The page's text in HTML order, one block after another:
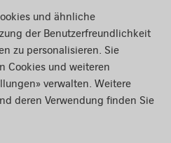
und ähnliche
der Benutzerfreundlichkeit
zu personalisieren. Sie
Cookies und weiteren
verwalten. Weitere
deren Verwendung finden Sie